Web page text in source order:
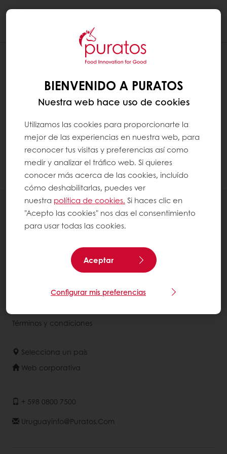
BIENVENIDO A PURATOS
Nuestra web hace uso de cookies
Utilizamos las cookies para proporcionarte la
mejor de las experiencias en nuestra web, para
reconocer tus visitas y preferencias así como
medir y analizar el tráfico web. Si quieres
conocer más acerca de las cookies, incluído
cómo deshabilitarlas, puedes ver
nuestra política de cookies. Si haces clic en
"Acepto las cookies" nos das el consentimiento
para usar todas las cookies.
Aceptar
Configurar mis preferencias
Productos
Percepción del consumidor
Términos y condiciones
Selecciona un país
Web corporativa
+ 598 0800 7500
Uruguayinfo@puratos.com